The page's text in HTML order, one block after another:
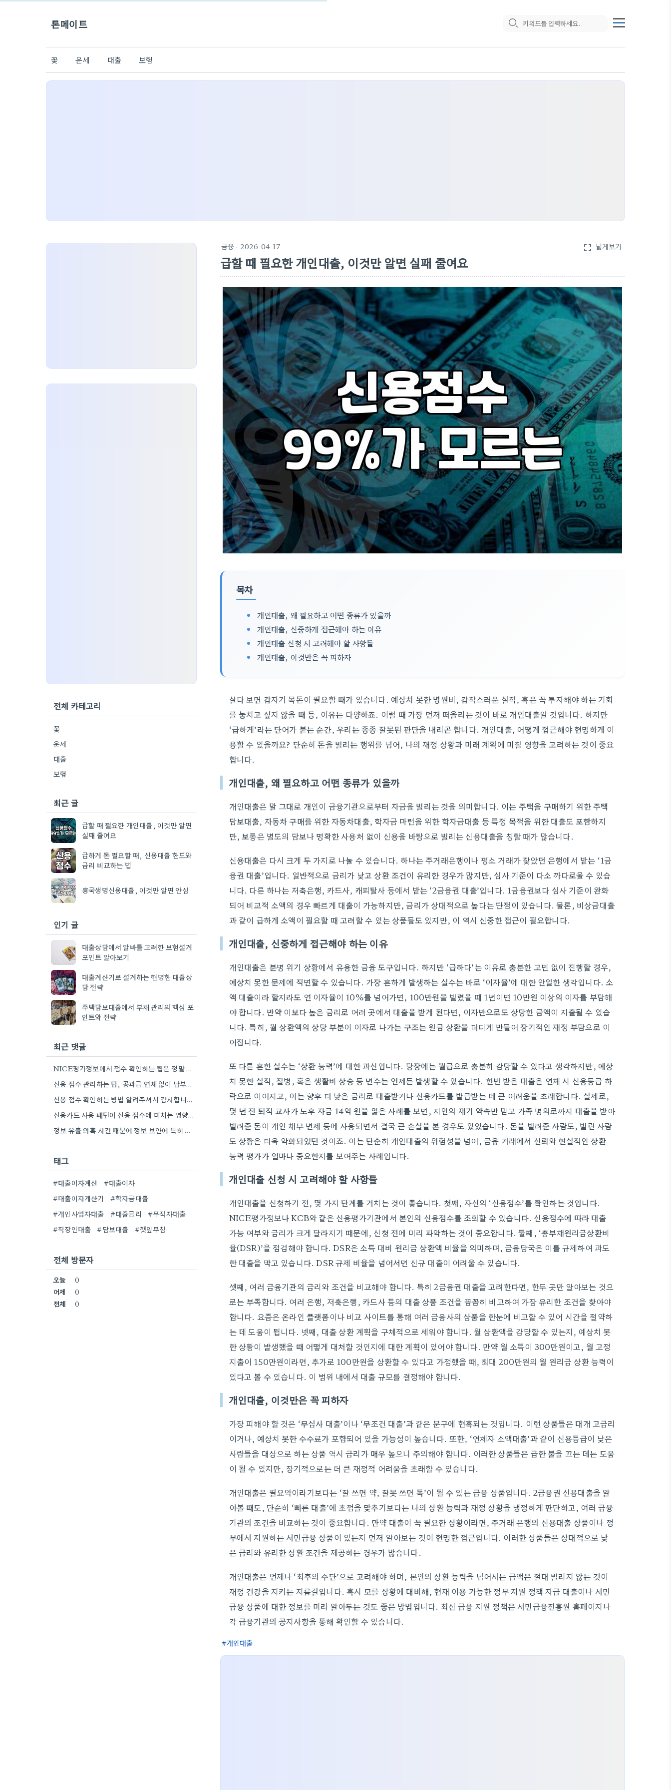
론메이트
꽃 운세 대출 보험
금융 · 2026-04-17 fullscreen 넓게보기
급할 때 필요한 개인대출, 이것만 알면 실패 줄여요
목차
개인대출, 왜 필요하고 어떤 종류가 있을까
개인대출, 신중하게 접근해야 하는 이유
개인대출 신청 시 고려해야 할 사항들
개인대출, 이것만은 꼭 피하자
살다 보면 갑자기 목돈이 필요할 때가 있습니다. 예상치 못한 병원비, 갑작스러운 실직, 혹은 꼭 투자해야 하는 기회
를 놓치고 싶지 않을 때 등, 이유는 다양하죠. 이럴 때 가장 먼저 떠올리는 것이 바로 개인대출일 것입니다. 하지만
‘급하게’라는 단어가 붙는 순간, 우리는 종종 잘못된 판단을 내리곤 합니다. 개인대출, 어떻게 접근해야 현명하게 이
용할 수 있을까요? 단순히 돈을 빌리는 행위를 넘어, 나의 재정 상황과 미래 계획에 미칠 영향을 고려하는 것이 중요
합니다.
개인대출, 왜 필요하고 어떤 종류가 있을까
개인대출은 말 그대로 개인이 금융기관으로부터 자금을 빌리는 것을 의미합니다. 이는 주택을 구매하기 위한 주택
담보대출, 자동차 구매를 위한 자동차대출, 학자금 마련을 위한 학자금대출 등 특정 목적을 위한 대출도 포함하지
만, 보통은 별도의 담보나 명확한 사용처 없이 신용을 바탕으로 빌리는 신용대출을 칭할 때가 많습니다.
신용대출은 다시 크게 두 가지로 나눌 수 있습니다. 하나는 주거래은행이나 평소 거래가 잦았던 은행에서 받는 ‘1금
융권 대출’입니다. 일반적으로 금리가 낮고 상환 조건이 유리한 경우가 많지만, 심사 기준이 다소 까다로울 수 있습
니다. 다른 하나는 저축은행, 카드사, 캐피탈사 등에서 받는 ‘2금융권 대출’입니다. 1금융권보다 심사 기준이 완화
되어 비교적 소액의 경우 빠르게 대출이 가능하지만, 금리가 상대적으로 높다는 단점이 있습니다. 물론, 비상금대출
과 같이 급하게 소액이 필요할 때 고려할 수 있는 상품들도 있지만, 이 역시 신중한 접근이 필요합니다.
개인대출, 신중하게 접근해야 하는 이유
개인대출은 분명 위기 상황에서 유용한 금융 도구입니다. 하지만 ‘급하다’는 이유로 충분한 고민 없이 진행할 경우,
예상치 못한 문제에 직면할 수 있습니다. 가장 흔하게 발생하는 실수는 바로 ‘이자율’에 대한 안일한 생각입니다. 소
액 대출이라 할지라도 연 이자율이 10%를 넘어가면, 100만원을 빌렸을 때 1년이면 10만원 이상의 이자를 부담해
야 합니다. 만약 이보다 높은 금리로 여러 곳에서 대출을 받게 된다면, 이자만으로도 상당한 금액이 지출될 수 있습
니다. 특히, 월 상환액의 상당 부분이 이자로 나가는 구조는 원금 상환을 더디게 만들어 장기적인 재정 부담으로 이
어집니다.
또 다른 흔한 실수는 ‘상환 능력’에 대한 과신입니다. 당장에는 월급으로 충분히 감당할 수 있다고 생각하지만, 예상
치 못한 실직, 질병, 혹은 생활비 상승 등 변수는 언제든 발생할 수 있습니다. 한번 받은 대출은 연체 시 신용등급 하
락으로 이어지고, 이는 향후 더 낮은 금리로 대출받거나 신용카드를 발급받는 데 큰 어려움을 초래합니다. 실제로,
몇 년 전 퇴직 교사가 노후 자금 14억 원을 잃은 사례를 보면, 지인의 재기 약속만 믿고 가족 명의로까지 대출을 받아
빌려준 돈이 개인 채무 변제 등에 사용되면서 결국 큰 손실을 본 경우도 있었습니다. 돈을 빌려준 사람도, 빌린 사람
도 상황은 더욱 악화되었던 것이죠. 이는 단순히 개인대출의 위험성을 넘어, 금융 거래에서 신뢰와 현실적인 상환
능력 평가가 얼마나 중요한지를 보여주는 사례입니다.
개인대출 신청 시 고려해야 할 사항들
개인대출을 신청하기 전, 몇 가지 단계를 거치는 것이 좋습니다. 첫째, 자신의 ‘신용점수’를 확인하는 것입니다.
NICE평가정보나 KCB와 같은 신용평가기관에서 본인의 신용점수를 조회할 수 있습니다. 신용점수에 따라 대출
가능 여부와 금리가 크게 달라지기 때문에, 신청 전에 미리 파악하는 것이 중요합니다. 둘째, ‘총부채원리금상환비
율(DSR)’을 점검해야 합니다. DSR은 소득 대비 원리금 상환액 비율을 의미하며, 금융당국은 이를 규제하여 과도
한 대출을 막고 있습니다. DSR 규제 비율을 넘어서면 신규 대출이 어려울 수 있습니다.
셋째, 여러 금융기관의 금리와 조건을 비교해야 합니다. 특히 2금융권 대출을 고려한다면, 한두 곳만 알아보는 것으
로는 부족합니다. 여러 은행, 저축은행, 카드사 등의 대출 상품 조건을 꼼꼼히 비교하여 가장 유리한 조건을 찾아야
합니다. 요즘은 온라인 플랫폼이나 비교 사이트를 통해 여러 금융사의 상품을 한눈에 비교할 수 있어 시간을 절약하
는 데 도움이 됩니다. 넷째, 대출 상환 계획을 구체적으로 세워야 합니다. 월 상환액을 감당할 수 있는지, 예상치 못
한 상황이 발생했을 때 어떻게 대처할 것인지에 대한 계획이 있어야 합니다. 만약 월 소득이 300만원이고, 월 고정
지출이 150만원이라면, 추가로 100만원을 상환할 수 있다고 가정했을 때, 최대 200만원의 월 원리금 상환 능력이
있다고 볼 수 있습니다. 이 범위 내에서 대출 규모를 결정해야 합니다.
개인대출, 이것만은 꼭 피하자
가장 피해야 할 것은 ‘무심사 대출’이나 ‘무조건 대출’과 같은 문구에 현혹되는 것입니다. 이런 상품들은 대개 고금리
이거나, 예상치 못한 수수료가 포함되어 있을 가능성이 높습니다. 또한, ‘연체자 소액대출’과 같이 신용등급이 낮은
사람들을 대상으로 하는 상품 역시 금리가 매우 높으니 주의해야 합니다. 이러한 상품들은 급한 불을 끄는 데는 도움
이 될 수 있지만, 장기적으로는 더 큰 재정적 어려움을 초래할 수 있습니다.
개인대출은 필요악이라기보다는 ‘잘 쓰면 약, 잘못 쓰면 독’이 될 수 있는 금융 상품입니다. 2금융권 신용대출을 알
아볼 때도, 단순히 ‘빠른 대출’에 초점을 맞추기보다는 나의 상환 능력과 재정 상황을 냉정하게 판단하고, 여러 금융
기관의 조건을 비교하는 것이 중요합니다. 만약 대출이 꼭 필요한 상황이라면, 주거래 은행의 신용대출 상품이나 정
부에서 지원하는 서민금융 상품이 있는지 먼저 알아보는 것이 현명한 접근입니다. 이러한 상품들은 상대적으로 낮
은 금리와 유리한 상환 조건을 제공하는 경우가 많습니다.
개인대출은 언제나 ‘최후의 수단’으로 고려해야 하며, 본인의 상환 능력을 넘어서는 금액은 절대 빌리지 않는 것이
재정 건강을 지키는 지름길입니다. 혹시 모를 상황에 대비해, 현재 이용 가능한 정부 지원 정책 자금 대출이나 서민
금융 상품에 대한 정보를 미리 알아두는 것도 좋은 방법입니다. 최신 금융 지원 정책은 서민금융진흥원 홈페이지나
각 금융기관의 공지사항을 통해 확인할 수 있습니다.
개인대출
전체 카테고리
꽃
운세
대출
보험
최근 글
급할 때 필요한 개인대출, 이것만 알면
실패 줄여요
급하게 돈 필요할 때, 신용대출 한도와
금리 비교하는 법
흥국생명신용대출, 이것만 알면 안심
인기 글
대출상담에서 알바를 고려한 보험설계
포인트 알아보기
대출계산기로 설계하는 현명한 대출상
담 전략
주택담보대출에서 부채 관리의 핵심 포
인트와 전략
최근 댓글
NICE평가정보에서 점수 확인하는 팁은 정말 유용하네요. 제가 지난번 연체 때문에 점수가 많이 떨어졌었는데, 꾸준히 연체…
신용 점수 관리하는 팁, 공과금 연체 없이 납부하는 게 진짜 중요하네요. 제가 맡어둔 공과금 때문에…
신용 점수 확인하는 방법 알려주셔서 감사합니다. 저는 최근에 KCB에서 확인했는데, 연체 때문에 조금 낮아서 바로…
신용카드 사용 패턴이 신용 점수에 미치는 영향에 대해 좀 더 자세히 알려주셨으면 좋겠네요. 저도 최근에…
정보 유출 의혹 사건 때문에 정보 보안에 특히 신경 써야겠네요. 8만 명 이상의 고객 정보가…
태그
#대출이자계산
#대출이자
#대출이자계산기
#학자금대출
#개인사업자대출
#대출금리
#무직자대출
#직장인대출
#담보대출 #깻잎무침
전체 방문자
오늘
0
어제
0
전체
0